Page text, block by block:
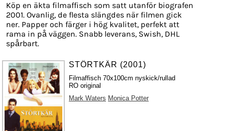
Köp en äkta filmaffisch som satt utanför biografen
2001. Ovanlig, de flesta slängdes när filmen gick
ner. Papper och färger i hög kvalitet, perfekt att
rama in på väggen. Snabb leverans, Swish, DHL
spårbart.
STÖRTKÄR (2001)
Filmaffisch 70x100cm nyskick/rullad
RO original
Mark Waters Monica Potter